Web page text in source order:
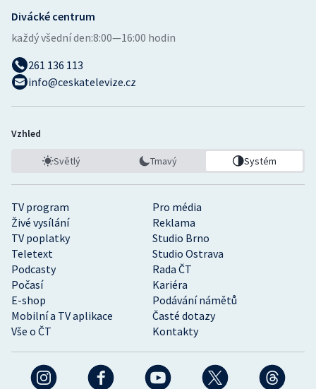
TV program
Pro média
Živé vysílání
Reklama
TV poplatky
Studio Brno
Teletext
Studio Ostrava
Podcasty
Rada ČT
Počasí
Kariéra
E-shop
Podávání námětů
Mobilní a TV aplikace
Časté dotazy
Vše o ČT
Kontakty
Divácké centrum
každý všední den:8:00—16:00 hodin
261 136 113
info@ceskatelevize.cz
Vzhled
Světlý Tmavý Systém